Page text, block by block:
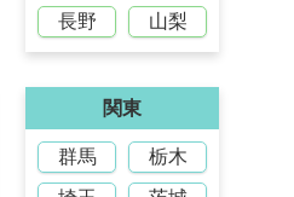
関東
群馬
栃木
長野
山梨